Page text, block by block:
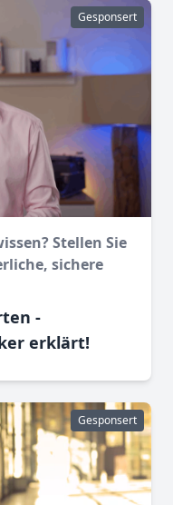
Gesponsert
Stellen Sie
sichere
-
erklärt!
Gesponsert